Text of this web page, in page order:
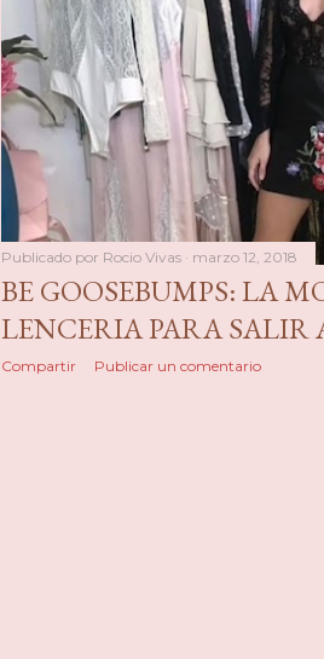
Publicado por Rocio Vivas marzo 12, 2018
BE GOOSEBUMPS: LA
LENCERIA PARA SALIR
Compartir Publicar un comentario